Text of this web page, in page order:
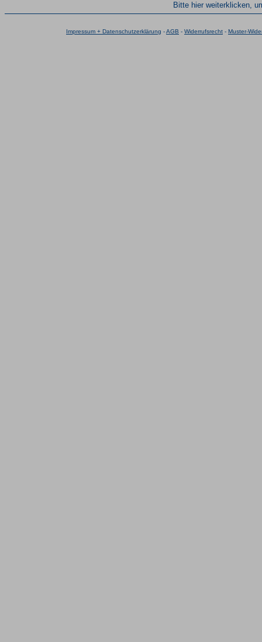
Bitte hier weiterklicken,
Impressum + Datenschutzerklärung -AGB - Widerrufsrecht - Muster-